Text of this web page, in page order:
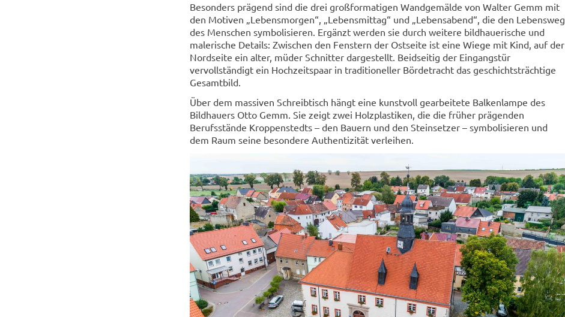
Besonders prägend sind die drei großformatigen Wandgemälde von Walter Gemm mit
den Motiven „Lebensmorgen“, „Lebensmittag“ und „Lebensabend“, die den Lebensweg
des Menschen symbolisieren. Ergänzt werden sie durch weitere bildhauerische und
malerische Details: Zwischen den Fenstern der Ostseite ist eine Wiege mit Kind, auf der
Nordseite ein alter, müder Schnitter dargestellt. Beidseitig der Eingangstür
vervollständigt ein Hochzeitspaar in traditioneller Bördetracht das geschichtsträchtige
Gesamtbild.
Über dem massiven Schreibtisch hängt eine kunstvoll gearbeitete Balkenlampe des
Bildhauers Otto Gemm. Sie zeigt zwei Holzplastiken, die die früher prägenden
Berufsstände Kroppenstedts – den Bauern und den Steinsetzer – symbolisieren und
dem Raum seine besondere Authentizität verleihen.